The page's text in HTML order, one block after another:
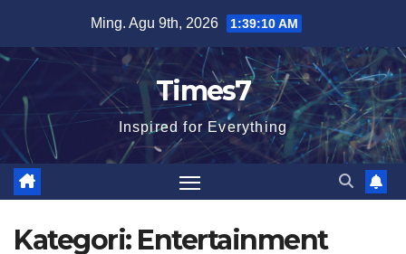
content
Ming. Agu 9th, 2026 1:39:12 AM
Times7
Inspired for Everything
Kategori: Entertainment